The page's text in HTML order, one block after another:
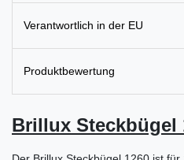
Verantwortlich in der EU
Produktbewertung
Brillux Steckbügel